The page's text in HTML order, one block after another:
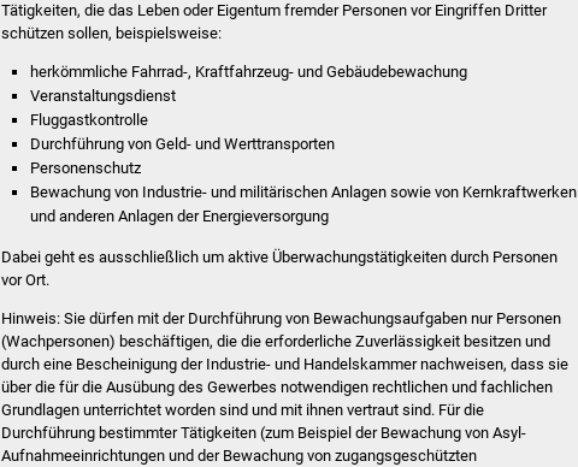
Tätigkeiten, die das Leben oder Eigentum fremder Personen vor Eingriffen Dritter
schützen sollen, beispielsweise:
herkömmliche Fahrrad-, Kraftfahrzeug- und Gebäudebewachung
Veranstaltungsdienst
Fluggastkontrolle
Durchführung von Geld- und Werttransporten
Personenschutz
Bewachung von Industrie- und militärischen Anlagen sowie von Kernkraftwerken
und anderen Anlagen der Energieversorgung
Dabei geht es ausschließlich um aktive Überwachungstätigkeiten durch Personen
vor Ort.
Hinweis: Sie dürfen mit der Durchführung von Bewachungsaufgaben nur Personen
(Wachpersonen) beschäftigen, die die erforderliche Zuverlässigkeit besitzen und
durch eine Bescheinigung der Industrie- und Handelskammer nachweisen, dass sie
über die für die Ausübung des Gewerbes notwendigen rechtlichen und fachlichen
Grundlagen unterrichtet worden sind und mit ihnen vertraut sind. Für die
Durchführung bestimmter Tätigkeiten (zum Beispiel der Bewachung von Asyl-
Aufnahmeeinrichtungen und der Bewachung von zugangsgeschützten